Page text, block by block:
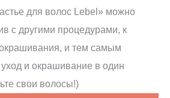
для волос Lebel» можно
с другими процедурами, к
и тем самым
и окрашивание в один
свои волосы!)